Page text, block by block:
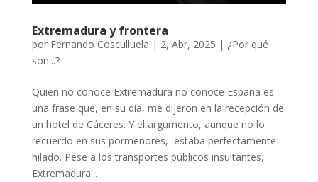
Extremadura y frontera
por Fernando Cosculluela | 2, Abr, 2025 | ¿Por qué
son...?
Quien no conoce Extremadura no conoce España es
una frase que, en su día, me dijeron en la recepción de
un hotel de Cáceres. Y el argumento, aunque no lo
recuerdo en sus pormenores, estaba perfectamente
hilado. Pese a los transportes públicos insultantes,
Extremadura...